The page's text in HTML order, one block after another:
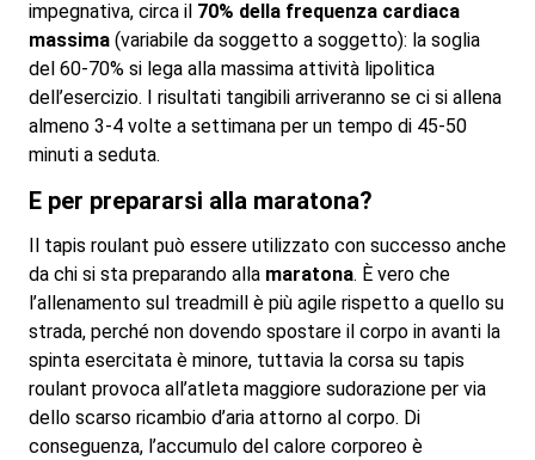
impegnativa, circa il 70% della frequenza cardiaca
massima (variabile da soggetto a soggetto): la soglia
del 60-70% si lega alla massima attività lipolitica
dell’esercizio. I risultati tangibili arriveranno se ci si allena
almeno 3-4 volte a settimana per un tempo di 45-50
minuti a seduta.
E per prepararsi alla maratona?
Il tapis roulant può essere utilizzato con successo anche
da chi si sta preparando alla maratona. È vero che
l’allenamento sul treadmill è più agile rispetto a quello su
strada, perché non dovendo spostare il corpo in avanti la
spinta esercitata è minore, tuttavia la corsa su tapis
roulant provoca all’atleta maggiore sudorazione per via
dello scarso ricambio d’aria attorno al corpo. Di
conseguenza, l’accumulo del calore corporeo è